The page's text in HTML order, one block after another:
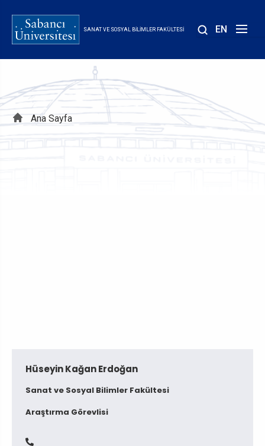
içeriğe
SANAT VE SOSYAL BILIMLER FAKÜLTESI EN
Sayfa
Ana Sayfa
Hüseyin Kağan Erdoğan
Sanat ve Sosyal Bilimler Fakültesi
Araştırma Görevlisi